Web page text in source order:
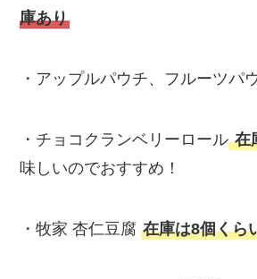
庫あり
・アップルパウチ、フルーツパ
・チョコクランベリーロール 在
味しいのでおすすめ！
・牧家 杏仁豆腐在庫は8個くら